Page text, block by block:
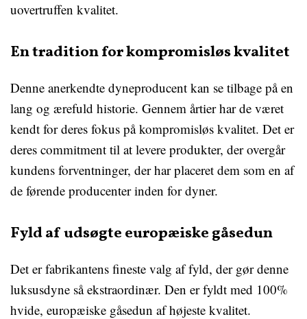
uovertruffen kvalitet.
En tradition for kompromisløs kvalitet
Denne anerkendte dyneproducent kan se tilbage på en
lang og ærefuld historie. Gennem årtier har de været
kendt for deres fokus på kompromisløs kvalitet. Det er
deres commitment til at levere produkter, der overgår
kundens forventninger, der har placeret dem som en af
de førende producenter inden for dyner.
Fyld af udsøgte europæiske gåsedun
Det er fabrikantens fineste valg af fyld, der gør denne
luksusdyne så ekstraordinær. Den er fyldt med 100%
hvide, europæiske gåsedun af højeste kvalitet.